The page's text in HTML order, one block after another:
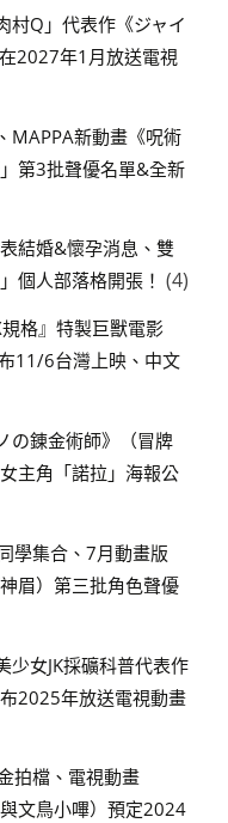
村Q」代表作《ジャイ
2027年1月放送電視
MAPPA新動畫《呪術
第3批聲優名單&全新
結婚&懷孕消息、雙
個人部落格開張！ (4)
格』特製巨獸電影
11/6台灣上映、中文
の錬金術師》（冒牌
主角「諾拉」海報公
學集合、7月動畫版
眉）第三批角色聲優
女JK採礦科普代表作
2025年放送電視動畫
拍檔、電視動畫
文鳥小嗶）預定2024